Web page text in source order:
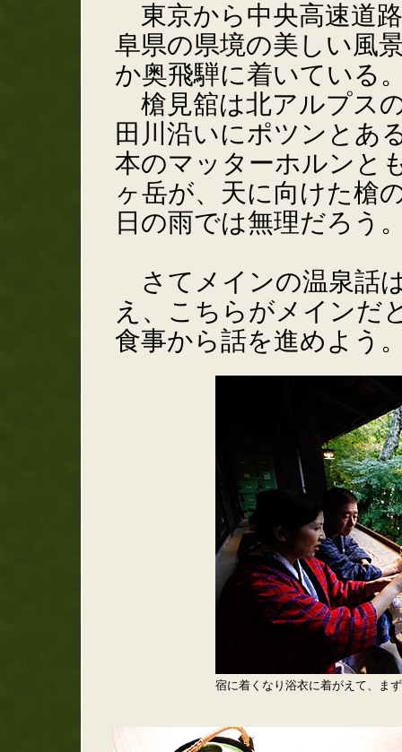
東京から中央高速道
阜県の県境の美しい風
か奥飛騨に着いている
槍見舘は北アルプス
田川沿いにポツンとあ
本のマッターホルンと
ヶ岳が、天に向けた槍
日の雨では無理だろう
さてメインの温泉話
え、こちらがメインだ
食事から話を進めよう
宿に着くなり浴衣に着がえて、ま